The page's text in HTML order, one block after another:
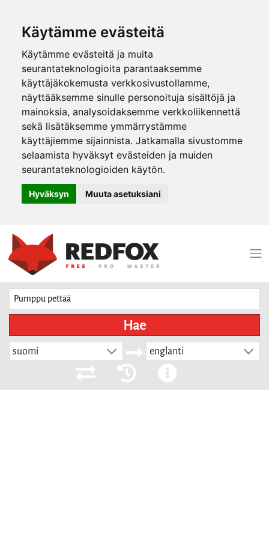
Käytämme evästeitä
Käytämme evästeitä ja muita
seurantateknologioita parantaaksemme
käyttäjäkokemusta verkkosivustollamme,
näyttääksemme sinulle personoituja sisältöjä ja
mainoksia, analysoidaksemme verkkoliikennettä
sekä lisätäksemme ymmärrystämme
käyttäjiemme sijainnista. Jatkamalla sivustomme
selaamista hyväksyt evästeiden ja muiden
seurantateknologioiden käytön.
Hyväksyn Muuta asetuksiani
Hae
suomi englanti